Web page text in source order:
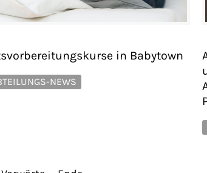
in Babytown
NEWS